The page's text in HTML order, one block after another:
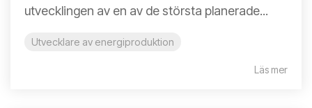
utvecklingen av en av de största planerade...
Utvecklare av energiproduktion
Läs mer